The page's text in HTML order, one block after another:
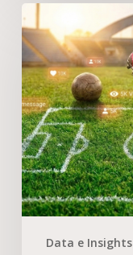
Data e Insights